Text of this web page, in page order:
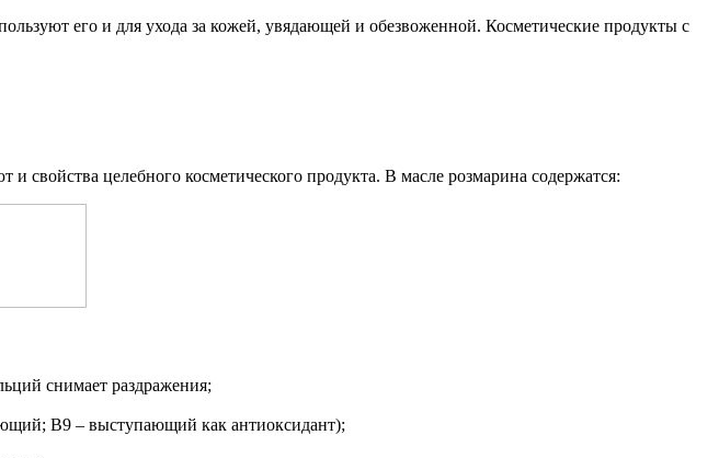
его и для ухода за кожей, увядающей и обезвоженной. Косметические продукты с
целебного косметического продукта. В масле розмарина содержатся:
снимает раздражения;
В9 – выступающий как антиоксидант);